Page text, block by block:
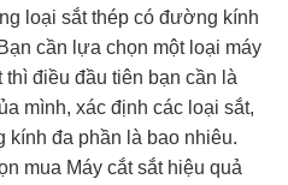
loại sắt thép có đường kính
cần lựa chọn một loại máy
điều đầu tiên bạn cần là
mình, xác định các loại sắt,
kính đa phần là bao nhiêu.
mua Máy cắt sắt hiệu quả